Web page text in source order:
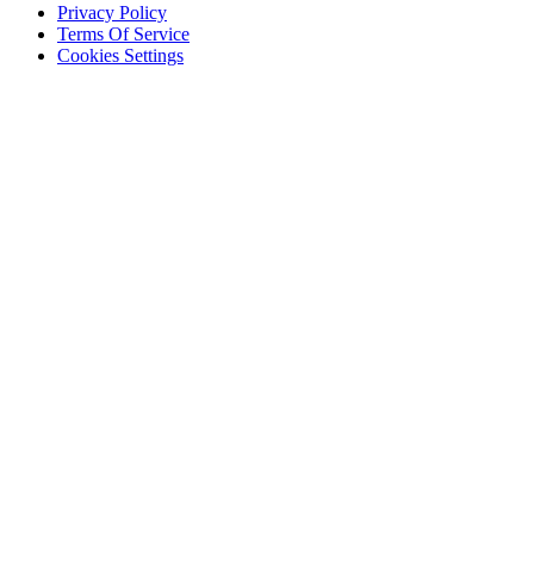
Privacy Policy
Terms Of Service
Cookies Settings